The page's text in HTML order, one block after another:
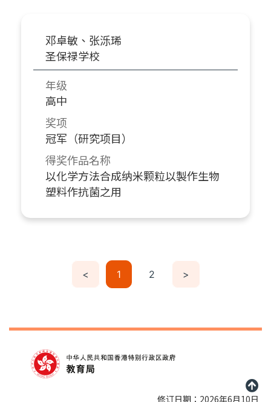
邓卓敏、张泺琋
圣保禄学校
年级
高中
奖项
冠军（研究项目）
得奖作品名称
以化学方法合成纳米颗粒以製作生物
塑料作抗菌之用
< 1 2 >
修订日期：2026年6月10日